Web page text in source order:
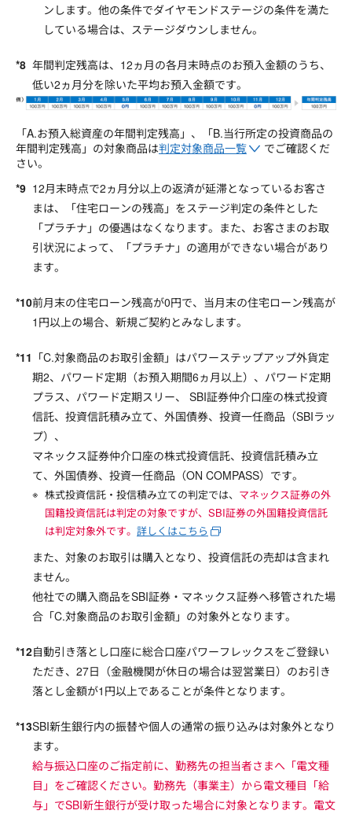
ンします。他の条件でダイヤモンドステージの条件を満た
している場合は、ステージダウンしません。
年間判定残高は、12ヵ月の各月末時点のお預入金額のうち、
低い2ヵ月分を除いた平均お預入金額です。
「A.お預入総資産の年間判定残高」、「B.当行所定の投資商品の
年間判定残高」の対象商品は判定対象商品一覧
でご確認くだ
さい。
12月末時点で2ヵ月分以上の返済が延滞となっているお客さ
まは、「住宅ローンの残高」をステージ判定の条件とした
「プラチナ」の優遇はなくなります。また、お客さまのお取
引状況によって、「プラチナ」の適用ができない場合があり
ます。
前月末の住宅ローン残高が0円で、当月末の住宅ローン残高が
1円以上の場合、新規ご契約とみなします。
「C.対象商品のお取引金額」はパワーステップアップ外貨定
期2、パワード定期（お預入期間6ヵ月以上）、パワード定期
プラス、パワード定期スリー、 SBI証券仲介口座の株式投資
信託、投資信託積み立て、外国債券、投資一任商品（SBIラッ
プ）、
マネックス証券仲介口座の株式投資信託、投資信託積み立
て、外国債券、投資一任商品（ON COMPASS）です。
株式投資信託・投信積み立ての判定では、 マネックス証券の外
国籍投資信託は判定の対象ですが、SBI証券の外国籍投資信託
は判定対象外です。 詳しくはこちら
また、対象のお取引は購入となり、投資信託の売却は含まれ
ません。
他社での購入商品をSBI証券・マネックス証券へ移管された場
合「C.対象商品のお取引金額」の対象外となります。
自動引き落とし口座に総合口座パワーフレックスをご登録い
ただき、27日（金融機関が休日の場合は翌営業日）のお引き
落とし金額が1円以上であることが条件となります。
SBI新生銀行内の振替や個人の通常の振り込みは対象外となり
ます。
給与振込口座のご指定前に、勤務先の担当者さまへ「電文種
目」をご確認ください。勤務先（事業主）から電文種目「給
与」でSBI新生銀行が受け取った場合に対象となります。電文